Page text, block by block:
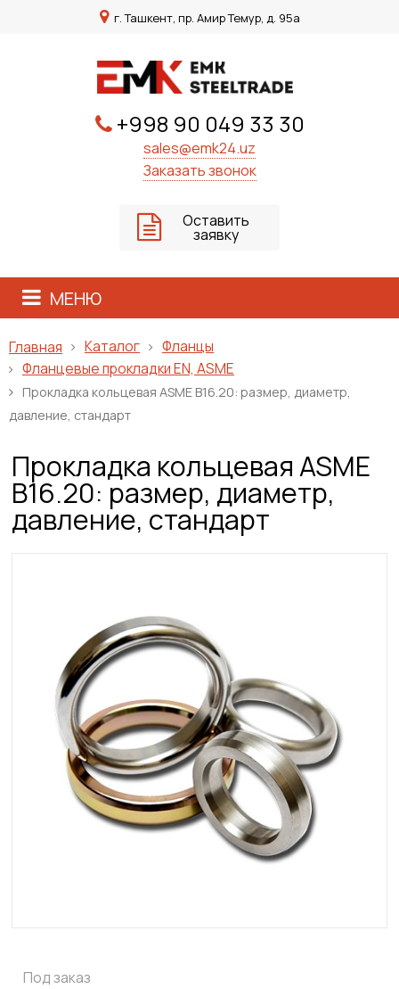
г. Ташкент, пр. Амир Темур, д. 95а
+998 90 049 33 30
sales@emk24.uz
Заказать звонок
Оставить
заявку
МЕНЮ
Главная Каталог
Фланцы
Фланцевые прокладки EN, ASME
Прокладка кольцевая ASME B16.20: размер, диаметр,
давление, стандарт
Прокладка кольцевая ASME
B16.20: размер, диаметр,
давление, стандарт
Под заказ